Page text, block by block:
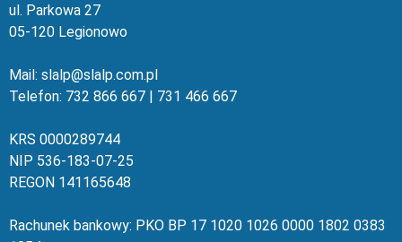
ul. Parkowa 27
05-120 Legionowo
Mail: slalp@slalp.com.pl
Telefon: 732 866 667 | 731 466 667
KRS 0000289744
NIP 536-183-07-25
REGON 141165648
Rachunek bankowy: PKO BP 17 1020 1026 0000 1802 0383